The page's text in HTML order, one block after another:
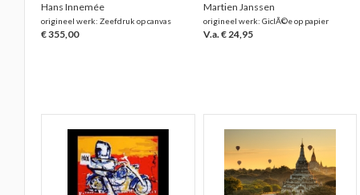
Hans Innemée
origineel werk: Zeefdruk op canvas
€ 355,00
Martien Janssen
origineel werk: GiclÃ©e op papier
V.a. € 24,95